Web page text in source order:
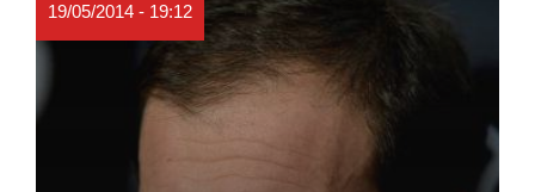
19/05/2014 - 19:12